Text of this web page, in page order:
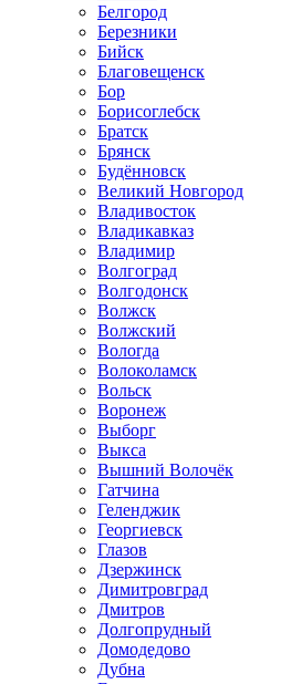
Белгород
Березники
Бийск
Благовещенск
Бор
Борисоглебск
Братск
Брянск
Будённовск
Великий Новгород
Владивосток
Владикавказ
Владимир
Волгоград
Волгодонск
Волжск
Волжский
Вологда
Волоколамск
Вольск
Воронеж
Выборг
Выкса
Вышний Волочёк
Гатчина
Геленджик
Георгиевск
Глазов
Дзержинск
Димитровград
Дмитров
Долгопрудный
Домодедово
Дубна